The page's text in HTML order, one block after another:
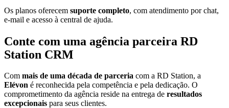
Os planos oferecem suporte completo, com atendimento por chat,
e-mail e acesso à central de ajuda.
Conte com uma agência parceira RD
Station CRM
Com mais de uma década de parceria com a RD Station, a
Elévon é reconhecida pela competência e pela dedicação. O
comprometimento da agência reside na entrega de resultados
excepcionais para seus clientes.